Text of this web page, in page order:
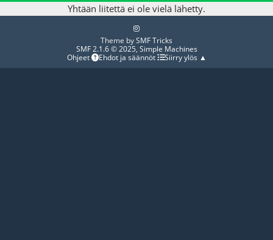
Yhtään liitettä ei ole vielä lähetty.
Theme bySMF Tricks
SMF 2.1.6 © 2025, Simple Machines
Ohjeet
Ehdot ja säännöt Siirry ylös ▲